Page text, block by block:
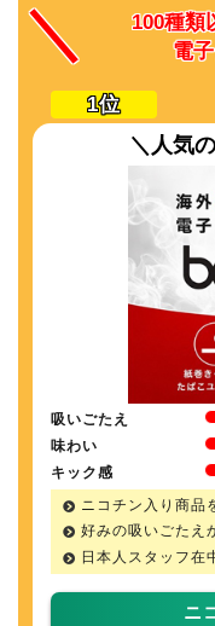
100種類
電
＼人気
吸いごたえ
味わい
キック感
ニコチン入り商品
好みの吸いごたえ
日本人スタッフ在
ニ